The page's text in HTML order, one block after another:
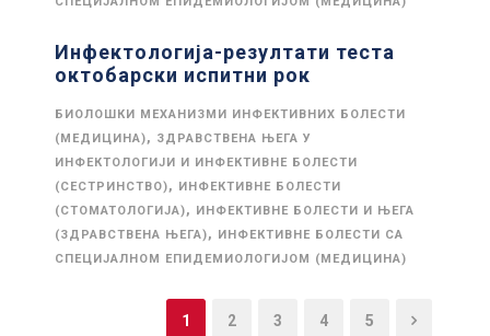
Инфектологија-резултати теста
октобарски испитни рок
БИОЛОШКИ МЕХАНИЗМИ ИНФЕКТИВНИХ БОЛЕСТИ
(МЕДИЦИНА), ЗДРАВСТВЕНА ЊЕГА У
ИНФЕКТОЛОГИЈИ И ИНФЕКТИВНЕ БОЛЕСТИ
(СЕСТРИНСТВО), ИНФЕКТИВНЕ БОЛЕСТИ
(СТОМАТОЛОГИЈА), ИНФЕКТИВНЕ БОЛЕСТИ И ЊЕГА
(ЗДРАВСТВЕНА ЊЕГА), ИНФЕКТИВНЕ БОЛЕСТИ СА
СПЕЦИЈАЛНОМ ЕПИДЕМИОЛОГИЈОМ (МЕДИЦИНА)
1 2 3 4 5